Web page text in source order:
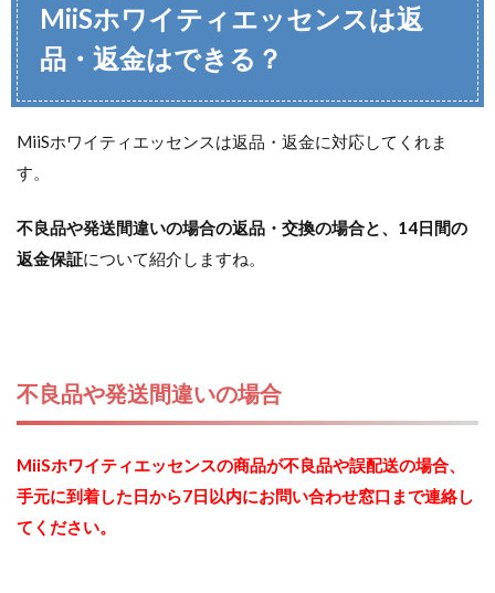
MiiSホワイティエッセンスは返
品・返金はできる？
MiiSホワイティエッセンスは返品・返金に対応してくれま
す。
不良品や発送間違いの場合の返品・交換の場合と、14日間の
返金保証について紹介しますね。
不良品や発送間違いの場合
MiiSホワイティエッセンスの商品が不良品や誤配送の場合、
手元に到着した日から7日以内にお問い合わせ窓口まで連絡し
てください。